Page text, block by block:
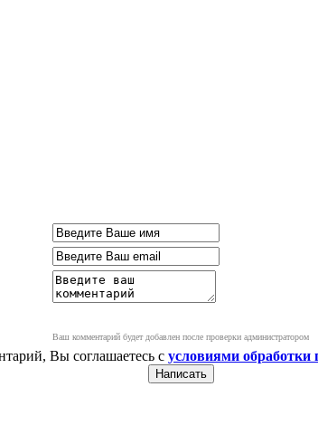
Ваш комментарий будет добавлен после проверки администратором
Вы соглашаетесь с условиями